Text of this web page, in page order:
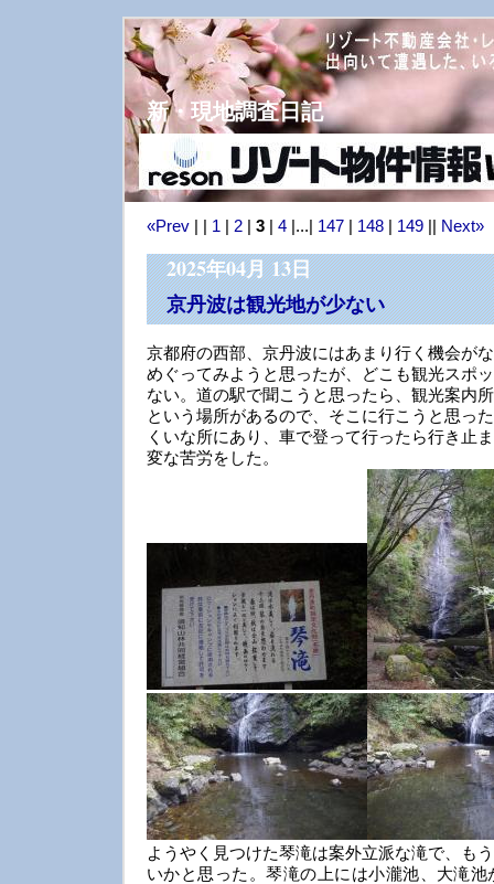
新・現地調査日記
«Prev | | 1 | 2 | 3 | 4 |...| 147 | 148 | 149 || Next»
2025年04月 13日
京丹波は観光地が少ない
京都府の西部、京丹波にはあまり行く機会が
めぐってみようと思ったが、どこも観光スポ
ない。道の駅で聞こうと思ったら、観光案内
という場所があるので、そこに行こうと思っ
くいな所にあり、車で登って行ったら行き止
変な苦労をした。
ようやく見つけた琴滝は案外立派な滝で、も
いかと思った。琴滝の上には小瀧池、大滝